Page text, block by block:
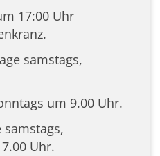
17:00 Uhr
samstags,
um 9.00 Uhr.
samstags,
Uhr.